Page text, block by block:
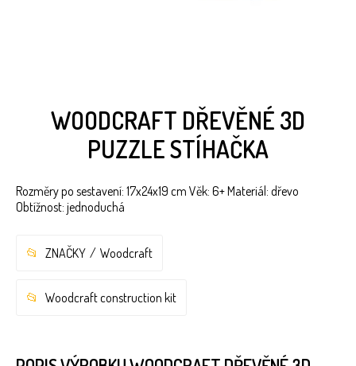
WOODCRAFT DŘEVĚNÉ 3D
PUZZLE STÍHAČKA
Rozměry po sestavení: 17x24x19 cm Věk: 6+ Materiál: dřevo
Obtížnost: jednoduchá
ZNAČKY Woodcraft
Woodcraft construction kit